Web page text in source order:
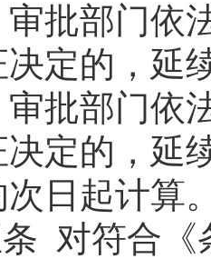
批部门依
定的，延
审批部门依
定的，延
日起计算
对符合《